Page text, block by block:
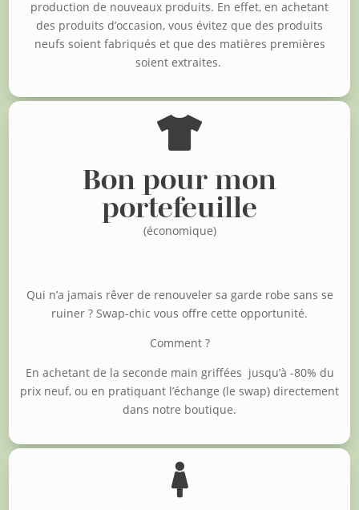
production de nouveaux produits. En effet, en achetant
des produits d’occasion, vous évitez que des produits
neufs soient fabriqués et que des matières premières
soient extraites.

Bon pour mon
portefeuille
(économique)
Qui n’a jamais rêver de renouveler sa garde robe sans se
ruiner ? Swap-chic vous offre cette opportunité.
Comment ?
En achetant de la seconde main griffées jusqu’à -80% du
prix neuf, ou en pratiquant l’échange (le swap) directement
dans notre boutique.
